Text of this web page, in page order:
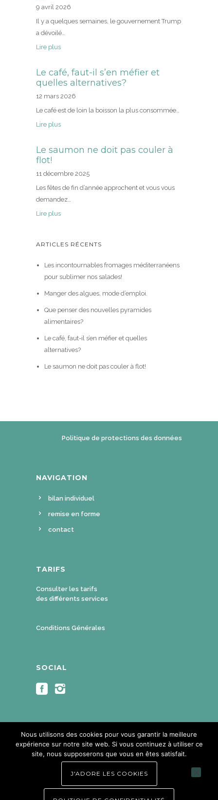
9 avril 2026
Il y a quelques semaines, le gouvernement Trump
a dévoilé…
Lire plus
Le café, faut-il s’en méfier et
quelles alternatives?
12 mars 2026
Le café est de loin la boisson la plus consommée…
Lire plus
Le saumon ne doit pas couler à
flot!
11 décembre 2025
Les fêtes de fin d’année approchent et vous vous
demandez…
Lire plus
ARTICLES RÉCENTS
Les incontournables fromages méditerranéens
pour sublimer nos salades!
Manger des algues, mode d’emploi.
Que penser des nouvelles pyramides
alimentaires?
Le café, faut-il s’en méfier et quelles
alternatives?
Le saumon ne doit pas couler à flot!
Politique de protections des données
NAVIGATION
bilan individuel
remise en forme
contact
TARIFS
Consulter les tarifs
des différents services
Conditions Générales
SOCIAL
Nous utilisons des cookies pour vous garantir la meilleure
expérience sur notre site web. Si vous continuez à utiliser ce
site, nous supposerons que vous en êtes satisfait.
J'ADORE LES COOKIES